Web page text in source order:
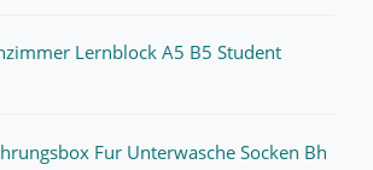
Lernblock A5 B5 Student
Fur Unterwasche Socken Bh